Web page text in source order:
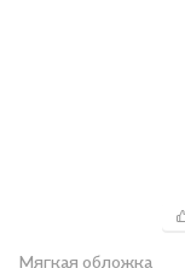
Мягкая обложка